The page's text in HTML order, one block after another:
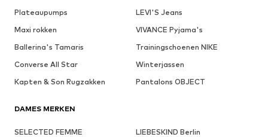
Plateaupumps
LEVI'S Jeans
Maxi rokken
VIVANCE Pyjama's
Ballerina's Tamaris
Trainingschoenen NIKE
Converse All Star
Winterjassen
Kapten & Son Rugzakken
Pantalons OBJECT
DAMES MERKEN
SELECTED FEMME
LIEBESKIND Berlin